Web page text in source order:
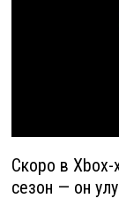
Скоро в Xbox-
сезон — он